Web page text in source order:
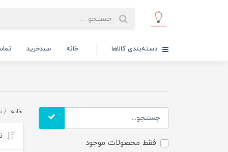
دسته‌بندی کالاها خانه سبدخرید
فقط محصولات موجود
خانه